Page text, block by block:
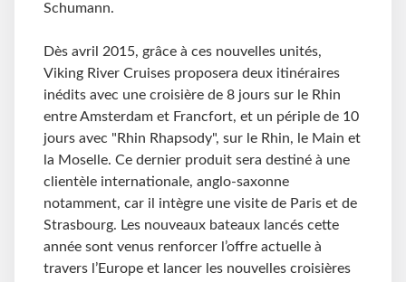
Schumann.
Dès avril 2015, grâce à ces nouvelles unités,
Viking River Cruises proposera deux itinéraires
inédits avec une croisière de 8 jours sur le Rhin
entre Amsterdam et Francfort, et un périple de 10
jours avec "Rhin Rhapsody", sur le Rhin, le Main et
la Moselle. Ce dernier produit sera destiné à une
clientèle internationale, anglo-saxonne
notamment, car il intègre une visite de Paris et de
Strasbourg. Les nouveaux bateaux lancés cette
année sont venus renforcer l’offre actuelle à
travers l’Europe et lancer les nouvelles croisières